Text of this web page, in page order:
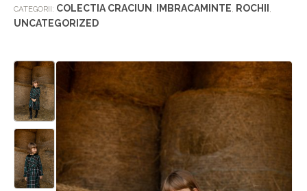
CATEGORII: COLECTIA CRACIUN , IMBRACAMINTE, ROCHII ,
UNCATEGORIZED